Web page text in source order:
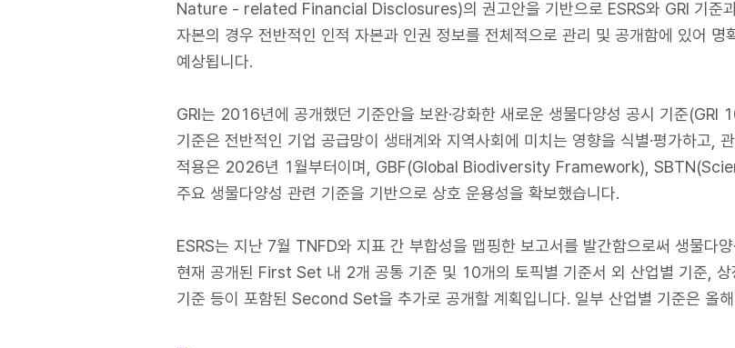
Nature - related Financial Disclosures)의 권고안을 기반으로 ESRS와 GRI 기준
자본의 경우 전반적인 인적 자본과 인권 정보를 전체적으로 관리 및 공개함에 있어 명
예상됩니다.
GRI는 2016년에 공개했던 기준안을 보완·강화한 새로운 생물다양성 공시 기준
기준은 전반적인 기업 공급망이 생태계와 지역사회에 미치는 영향을 식별·평가하고,
적용은 2026년 1월부터이며, GBF(Global Biodiversity Framework),
주요 생물다양성 관련 기준을 기반으로 상호 운용성을 확보했습니다.
ESRS는 지난 7월 TNFD와 지표 간 부합성을 맵핑한 보고서를 발간함으로써 생물다
현재 공개된 First Set 내 2개 공통 기준 및 10개의 토픽별 기준서 외 산업별 기준,
기준 등이 포함된 Second Set을 추가로 공개할 계획입니다. 일부 산업별 기준은 올